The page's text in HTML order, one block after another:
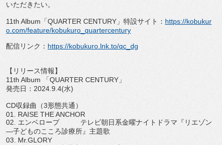
いただきたい。
11th Album「QUARTER CENTURY」特設サイト： https://kobukur
o.com/feature/kobukuro_ quartercentury
配信リンク： https://kobukuro.lnk.to/qc_dg
【リリース情報】
11th Album 「QUARTER CENTURY」
発売日：2024.9.4(水)
CD収録曲（3形態共通）
01. RAISE THE ANCHOR
02. エンベロープ テレビ朝日系金曜ナイトドラマ『リエゾン
―子どものこころ診療所』主題歌
03. Mr.GLORY